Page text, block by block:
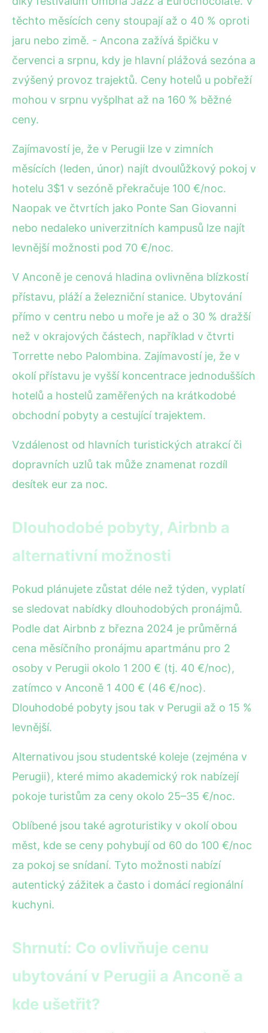
těchto měsících ceny stoupají až o 40 % oproti
jaru nebo zimě. - Ancona zažívá špičku v
červenci a srpnu, kdy je hlavní plážová sezóna a
zvýšený provoz trajektů. Ceny hotelů u pobřeží
mohou v srpnu vyšplhat až na 160 % běžné
ceny.
Zajímavostí je, že v Perugii lze v zimních
měsících (leden, únor) najít dvoulůžkový pokoj v
hotelu 3$1 v sezóně překračuje 100 €/noc.
Naopak ve čtvrtích jako Ponte San Giovanni
nebo nedaleko univerzitních kampusů lze najít
levnější možnosti pod 70 €/noc.
V Anconě je cenová hladina ovlivněna blízkostí
přístavu, pláží a železniční stanice. Ubytování
přímo v centru nebo u moře je až o 30 % dražší
než v okrajových částech, například v čtvrti
Torrette nebo Palombina. Zajímavostí je, že v
okolí přístavu je vyšší koncentrace jednodušších
hotelů a hostelů zaměřených na krátkodobé
obchodní pobyty a cestující trajektem.
Vzdálenost od hlavních turistických atrakcí či
dopravních uzlů tak může znamenat rozdíl
desítek eur za noc.
Dlouhodobé pobyty, Airbnb a
alternativní možnosti
Pokud plánujete zůstat déle než týden, vyplatí
se sledovat nabídky dlouhodobých pronájmů.
Podle dat Airbnb z března 2024 je průměrná
cena měsíčního pronájmu apartmánu pro 2
osoby v Perugii okolo 1 200 € (tj. 40 €/noc),
zatímco v Anconě 1 400 € (46 €/noc).
Dlouhodobé pobyty jsou tak v Perugii až o 15 %
levnější.
Alternativou jsou studentské koleje (zejména v
Perugii), které mimo akademický rok nabízejí
pokoje turistům za ceny okolo 25–35 €/noc.
Oblíbené jsou také agroturistiky v okolí obou
měst, kde se ceny pohybují od 60 do 100 €/noc
za pokoj se snídaní. Tyto možnosti nabízí
autentický zážitek a často i domácí regionální
kuchyni.
Shrnutí: Co ovlivňuje cenu
ubytování v Perugii a Anconě a
kde ušetřit?